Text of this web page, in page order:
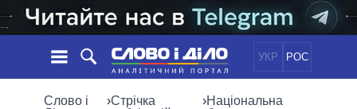
УКР РОС
НОВИНИ
Слово і
›Стрічка
›Національна